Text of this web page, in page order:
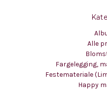
Alle
Fargelegging,
Festemateriale
Happy